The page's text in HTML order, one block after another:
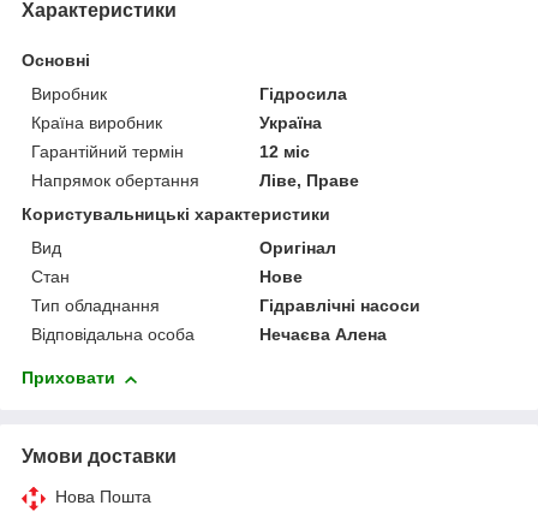
Характеристики
Основні
Виробник
Гідросила
Країна виробник
Україна
Гарантійний термін
12 міс
Напрямок обертання
Ліве, Праве
Користувальницькі характеристики
Вид
Оригінал
Стан
Нове
Тип обладнання
Гідравлічні насоси
Відповідальна особа
Нечаєва Алена
Приховати
Умови доставки
Нова Пошта